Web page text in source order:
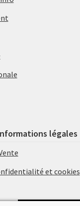
légales
et cookies